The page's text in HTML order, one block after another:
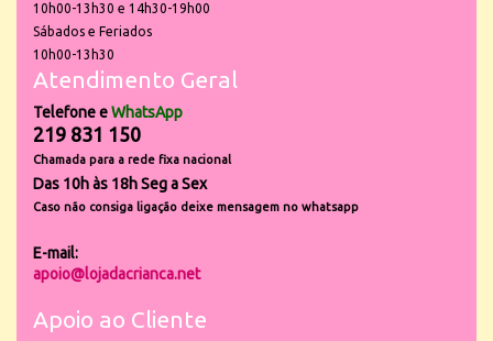
10h00-13h30 e 14h30-19h00
Sábados e Feriados
10h00-13h30
Atendimento Geral
Telefone eWhatsApp
219 831 150
Chamada para a rede fixa nacional
Das 10h às 18h Seg a Sex
Caso não consiga ligação deixe mensagem no whatsapp
E-mail:
apoio@lojadacrianca.net
Apoio ao Cliente